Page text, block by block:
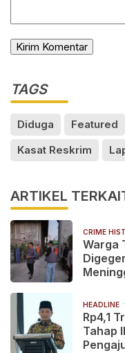
TAGS
Diduga Featured
Kasat Reskrim
ARTIKEL
CRIME
Warga
HEADLINE
Rp4,1
Tahap